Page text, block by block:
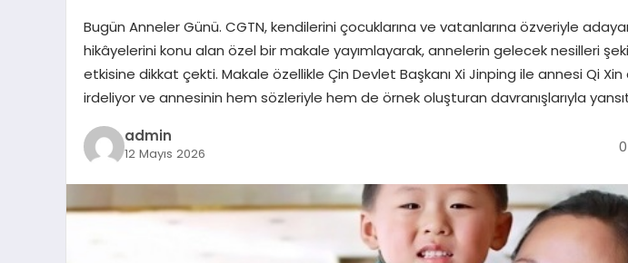
Bugün Anneler Günü. CGTN, kendilerini çocuklarına ve vatanlarına özveriyle
hikâyelerini konu alan özel bir makale yayımlayarak, annelerin gelecek nesilleri
etkisine dikkat çekti. Makale özellikle Çin Devlet Başkanı Xi Jinping ile annesi Qi Xin
irdeliyor ve annesinin hem sözleriyle hem de örnek oluşturan davranışlarıyla
admin
12 Mayıs 2026